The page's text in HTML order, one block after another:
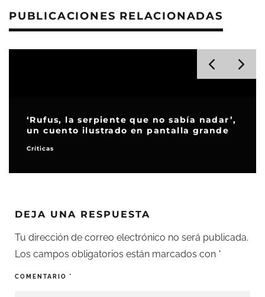
PUBLICACIONES RELACIONADAS
‘Rufus, la serpiente que no sabía nadar’,
un cuento ilustrado en pantalla grande
Críticas
DEJA UNA RESPUESTA
Tu dirección de correo electrónico no será publicada.
Los campos obligatorios están marcados con *
COMENTARIO *